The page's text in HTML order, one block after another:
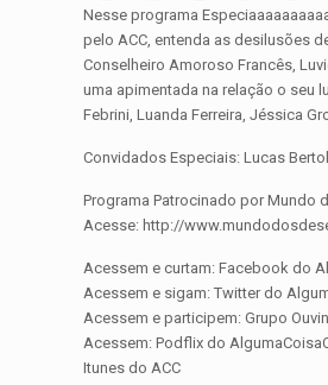
Nesse programa
pelo ACC, entenda as desilusões
Conselheiro Amoroso Francês,
uma apimentada na relação o seu
Febrini, Luanda Ferreira, Jéssica
Convidados Especiais: Lucas
Programa Patrocinado por Mundo
Acesse: http://
Acessem e curtam: Facebook do
Acessem e sigam: Twitter do
Acessem e participem: Grupo
Acessem: Podflix do
Itunes do ACC